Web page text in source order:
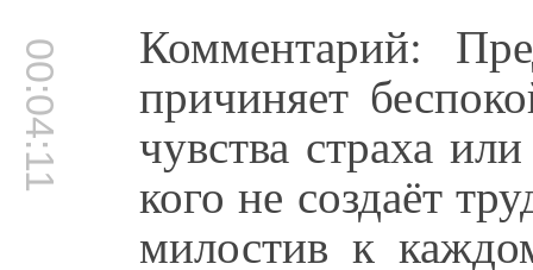
00:04:11 Комментарий:
причиняет
чувства страха
кого не создаёт
милостив к